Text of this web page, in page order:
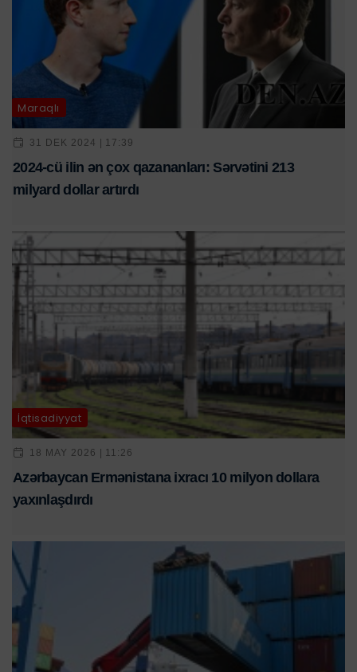
Maraqlı
31 DEK 2024 | 17:39
2024-cü ilin ən çox qazananları: Sərvətini 213
milyard dollar artırdı
İqtisadiyyat
18 MAY 2026 | 11:26
Azərbaycan Ermənistana ixracı 10 milyon dollara
yaxınlaşdırdı